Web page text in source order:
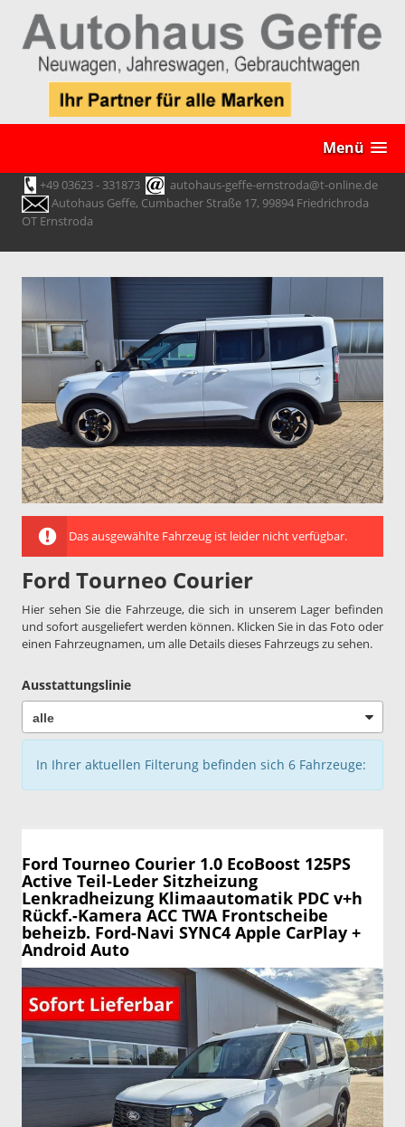
Menü
+49 03623 - 331873
autohaus-geffe-ernstroda@t-online.de
Autohaus Geffe, Cumbacher Straße 17, 99894 Friedrichroda
OT Ernstroda
Das ausgewählte Fahrzeug ist leider nicht verfügbar.
Ford Tourneo Courier
Hier sehen Sie die Fahrzeuge, die sich in unserem Lager befinden
und sofort ausgeliefert werden können. Klicken Sie in das Foto oder
einen Fahrzeugnamen, um alle Details dieses Fahrzeugs zu sehen.
Ausstattungslinie
In Ihrer aktuellen Filterung befinden sich 6 Fahrzeuge:
Ford Tourneo Courier 1.0 EcoBoost 125PS
Active Teil-Leder Sitzheizung
Lenkradheizung Klimaautomatik PDC v+h
Rückf.-Kamera ACC TWA Frontscheibe
beheizb. Ford-Navi SYNC4 Apple CarPlay +
Android Auto